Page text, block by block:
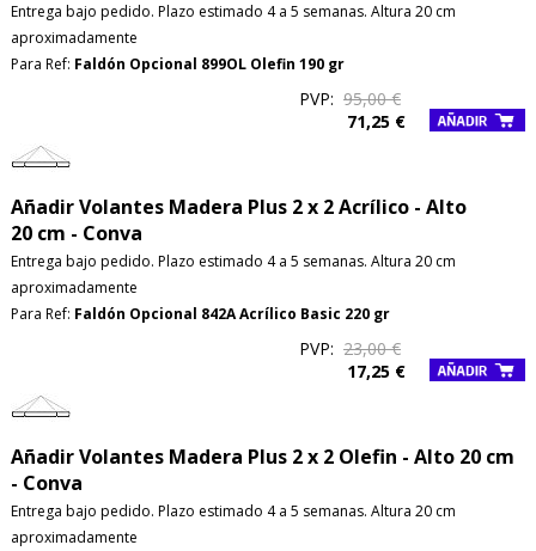
Entrega bajo pedido. Plazo estimado 4 a 5 semanas. Altura 20 cm
aproximadamente
Para Ref: Faldón Opcional 899OL Olefin 190 gr
PVP: 95,00 €
71,25 €
Añadir Volantes Madera Plus 2 x 2 Acrílico - Alto
20 cm - Conva
Entrega bajo pedido. Plazo estimado 4 a 5 semanas. Altura 20 cm
aproximadamente
Para Ref: Faldón Opcional 842A Acrílico Basic 220 gr
PVP: 23,00 €
17,25 €
Añadir Volantes Madera Plus 2 x 2 Olefin - Alto 20 cm
- Conva
Entrega bajo pedido. Plazo estimado 4 a 5 semanas. Altura 20 cm
aproximadamente